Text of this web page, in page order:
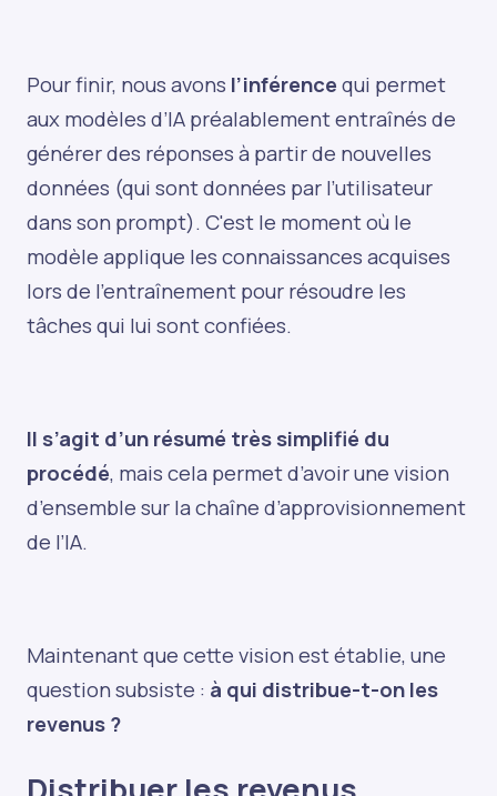
Pour finir, nous avons l’inférencequi permet
aux modèles d’IA préalablement entraînés de
générer des réponses à partir de nouvelles
données (qui sont données par l’utilisateur
dans son prompt). C'est le moment où le
modèle applique les connaissances acquises
lors de l'entraînement pour résoudre les
tâches qui lui sont confiées.
Il s’agit d’un résumé très simplifié du
procédé, mais cela permet d’avoir une vision
d’ensemble sur la chaîne d’approvisionnement
de l’IA.
Maintenant que cette vision est établie, une
question subsiste : à qui distribue-t-on les
revenus ?